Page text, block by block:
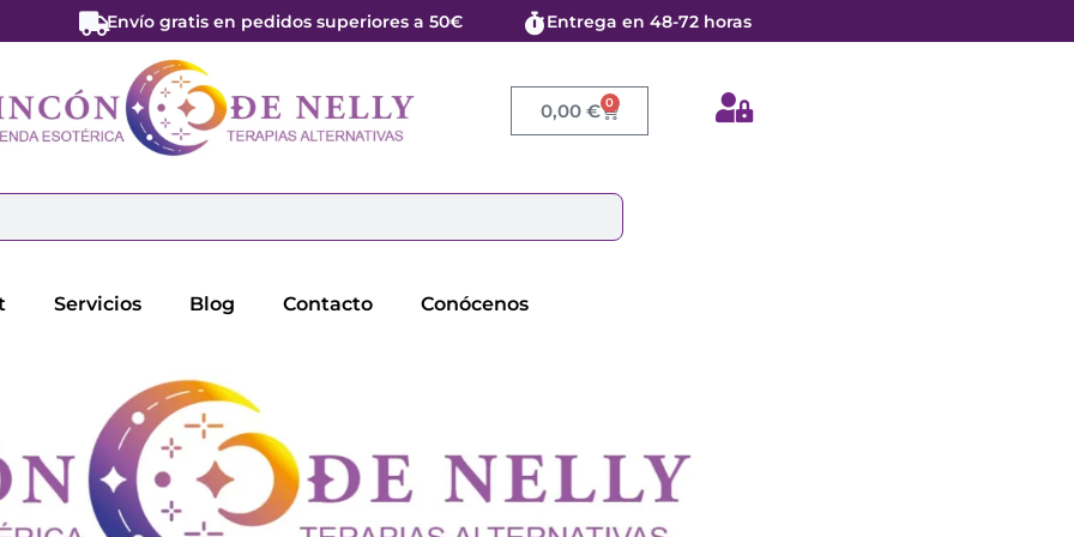
Envío gratis en pedidos superiores a 50€ Entrega en 48-72 horas
0,00 € 0
Cart
Servicios Blog Contacto Conócenos